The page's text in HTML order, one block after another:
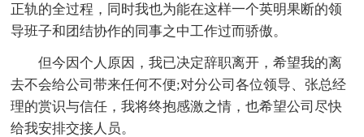
正轨的全过程，同时我也为能在这样一个英明果断的领
导班子和团结协作的同事之中工作过而骄傲。
但今因个人原因，我已决定辞职离开，希望我的离
去不会给公司带来任何不便;对分公司各位领导、张总经
理的赏识与信任，我将终抱感激之情，也希望公司尽快
给我安排交接人员。